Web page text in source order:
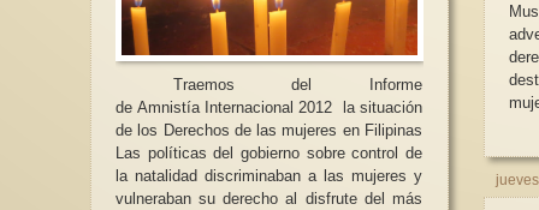
Traemos del Informe
de Amnistía Internacional 2012 la situación
de los Derechos de las mujeres en Filipinas
Las políticas del gobierno sobre control de
la natalidad discriminaban a las mujeres y
vulneraban su derecho al disfrute del más